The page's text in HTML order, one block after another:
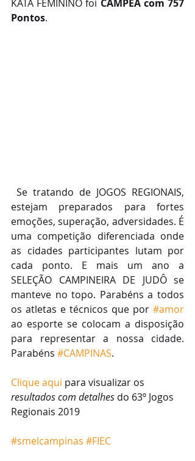
KATA FEMININO foi CAMPEÃ com 757
Pontos.
estejam preparados para fortes
emoções, superação, adversidades. É
uma competição diferenciada onde
as cidades participantes lutam por
cada ponto. E mais um ano a
SELEÇÃO CAMPINEIRA DE JUDÔ se
manteve no topo. Parabéns a todos
os atletas e técnicos que por #amor
ao esporte se colocam a disposição
para representar a nossa cidade.
Parabéns #CAMPINAS.
Clique aqui para visualizar os
resultados com detalhes do 63º Jogos
Regionais 2019
#smelcampinas #FIEC